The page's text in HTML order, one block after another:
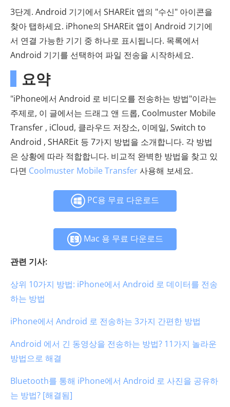
3단계. Android 기기에서 SHAREit 앱의 "수신" 아이콘을
찾아 탭하세요. iPhone의 SHAREit 앱이 Android 기기에
서 연결 가능한 기기 중 하나로 표시됩니다. 목록에서
Android 기기를 선택하여 파일 전송을 시작하세요.
요약
"iPhone에서 Android 로 비디오를 전송하는 방법"이라는
주제로, 이 글에서는 드래그 앤 드롭, Coolmuster Mobile
Transfer , iCloud, 클라우드 저장소, 이메일, Switch to
Android , SHAREit 등 7가지 방법을 소개합니다. 각 방법
은 상황에 따라 적합합니다. 비교적 완벽한 방법을 찾고 있
다면 Coolmuster Mobile Transfer사용해 보세요.
PC용 무료 다운로드
Mac 용 무료 다운로드
관련 기사:
상위 10가지 방법: iPhone에서 Android 로 데이터를 전송
하는 방법
iPhone에서 Android 로 전송하는 3가지 간편한 방법
Android 에서 긴 동영상을 전송하는 방법? 11가지 놀라운
방법으로 해결
Bluetooth를 통해 iPhone에서 Android 로 사진을 공유하
는 방법? [해결됨]